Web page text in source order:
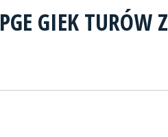
PGE GIEK TURÓW